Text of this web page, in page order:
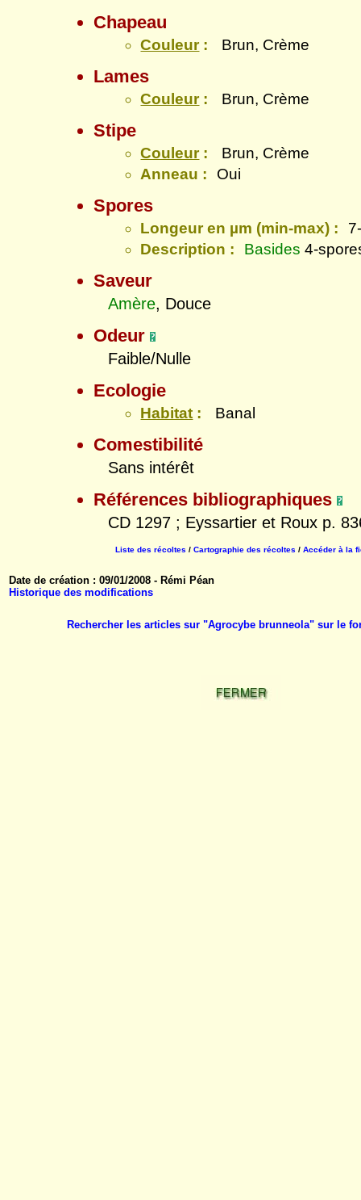
Chapeau
Couleur: Brun, Crème
Lames
Couleur: Brun, Crème
Stipe
Couleur:
Brun, Crème
Anneau :
Oui
Spores
Longeur en µm (min-max) :
Description :
Basides 4-
Saveur
Amère, Douce
Odeur
Faible/Nulle
Ecologie
Habitat : Banal
Comestibilité
Sans intérêt
Références bibliographiques
CD 1297 ; Eyssartier et Roux p.
Liste des récoltes /Cartographie des récoltes /Accéder à la
Date de création : 09/01/2008 - Rémi Péan
Historique des modifications
Rechercher les articles sur "Agrocybe brunneola" sur le